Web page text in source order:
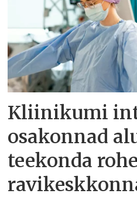
Kliinikumi
osakonnad
teekonda